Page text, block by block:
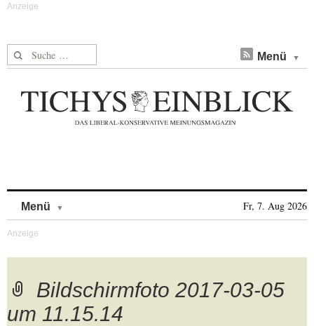
Suche nach: Menü
Menü Fr, 7. Aug 2026
Bildschirmfoto 2017-03-05
um 11.15.14